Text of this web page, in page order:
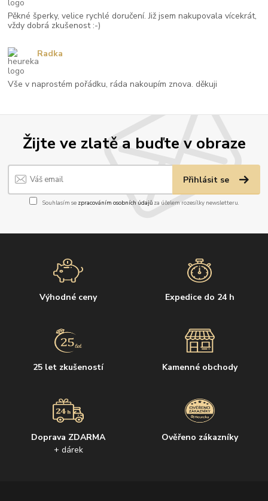
Žijte ve zlatě a buďte v obraze
Přihlásit se
Souhlasím se zpracováním osobních údajůza účelem rozesílky newsletteru.
Výhodné ceny Expedice do 24 h
25 let zkušeností Kamenné obchody
Doprava ZDARMA
+ dárek
Ověřeno zákazníky
Pěkné šperky, velice rychlé doručení. Již jsem nakupovala vícekrát,
vždy dobrá zkušenost :-)
Vše v naprostém pořádku, ráda nakoupím znova. děkuji
Radka